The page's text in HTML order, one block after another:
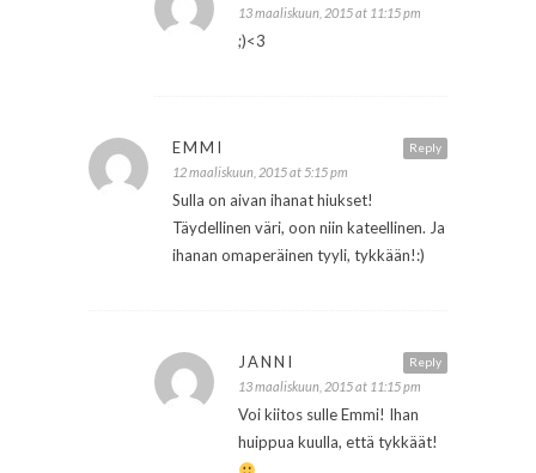
13 maaliskuun, 2015 at 11:15 pm
;)<3
Reply
EMMI
12 maaliskuun, 2015 at 5:15 pm
Sulla on aivan ihanat hiukset!
Täydellinen väri, oon niin kateellinen. Ja
ihanan omaperäinen tyyli, tykkään!:)
Reply
JANNI
13 maaliskuun, 2015 at 11:15 pm
Voi kiitos sulle Emmi! Ihan
huippua kuulla, että tykkäät!